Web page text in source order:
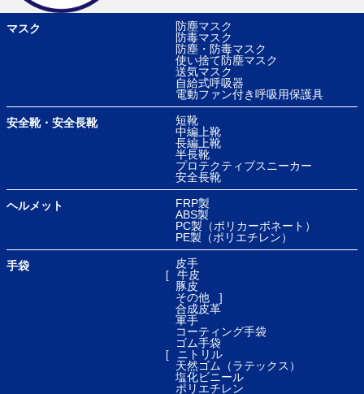
マスク
防塵マスク
防毒マスク
防塵・防毒マスク
使い捨て防塵マスク
送気マスク
自給式呼吸器
電動ファン付き呼吸用保護具
安全靴・安全長靴
短靴
中編上靴
長編上靴
半長靴
プロテクティブスニーカー
安全長靴
ヘルメット
FRP製
ABS製
PC製（ポリカーボネート）
PE製（ポリエチレン）
手袋
皮手
牛皮
豚皮
その他
合成皮革
軍手
コーティング手袋
ゴム手袋
ニトリル
天然ゴム（ラテックス）
塩化ビニール
ポリエチレン